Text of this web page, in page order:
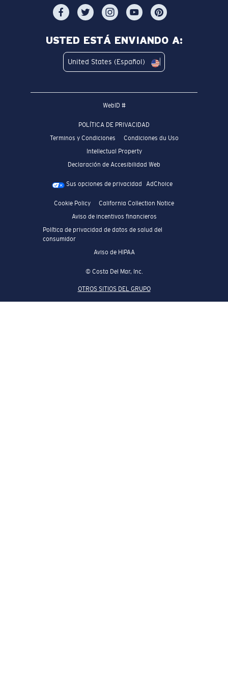
USTED ESTÁ ENVIANDO A:
United States (Español)
WebID #
POLÍTICA DE PRIVACIDAD
Terminos y Condiciones
Condiciones du Uso
Intellectual Property
Declaración de Accesibilidad Web
Sus opciones de privacidad AdChoice
Cookie Policy
California Collection Notice
Aviso de incentivos financieros
Política de privacidad de datos de salud del
consumidor
Aviso de HIPAA
© Costa Del Mar, Inc.
OTROS SITIOS DEL GRUPO